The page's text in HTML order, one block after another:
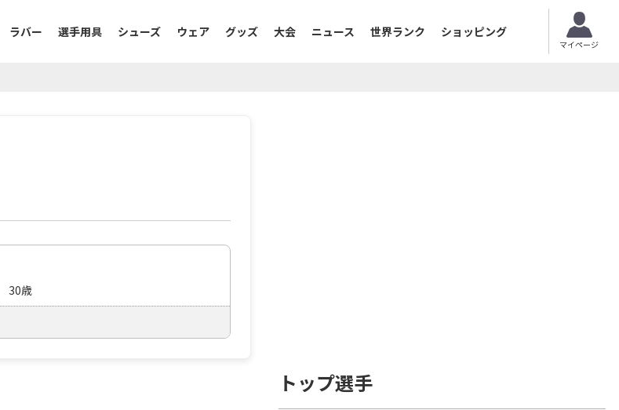
ラバー 選手用具 シューズ ウェア グッズ 大会 ニュース 世界ランク ショッピング
マイページ
30歳
トップ選手